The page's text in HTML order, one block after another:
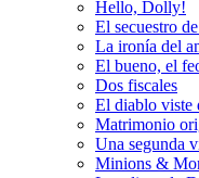
Hello, Dolly!
El secuestro
La ironía del
El bueno, el
Dos fiscales
El diablo viste
Matrimonio
Una segunda
Minions &